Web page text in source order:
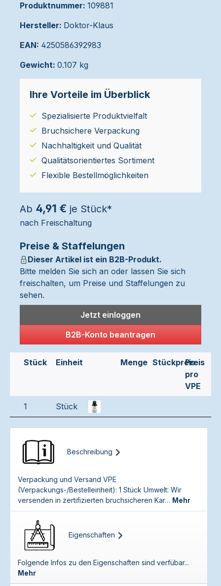
Produktnummer: 109881
Hersteller: Doktor-Klaus
EAN: 4250586392983
Gewicht: 0.107 kg
Ihre Vorteile im Überblick
Spezialisierte Produktvielfalt
Bruchsichere Verpackung
Nachhaltigkeit und Qualität
Qualitätsorientiertes Sortiment
Flexible Bestellmöglichkeiten
Ab 4,91 € je Stück*
nach Freischaltung
Preise & Staffelungen
Dieser Artikel ist ein B2B-Produkt.
Bitte melden Sie sich an oder lassen Sie sich
freischalten, um Preise und Staffelungen zu
sehen.
Jetzt einloggen
B2B-Konto beantragen
Stück Einheit Menge StückpreisPreis
pro
VPE
1 Stück
Beschreibung
Verpackung und Versand VPE
(Verpackungs-/Bestelleinheit): 1 Stück Umwelt: Wir
versenden in zertifizierten bruchsicheren Kar… Mehr
Eigenschaften
Folgende Infos zu den Eigenschaften sind verfübar...
Mehr